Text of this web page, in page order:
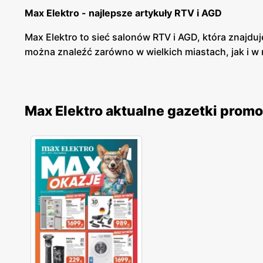
Max Elektro - najlepsze artykuły RTV i AGD
Max Elektro to sieć salonów RTV i AGD, która
można znaleźć zarówno w wielkich miastach, jak i w
można znaleźć zarówno pralki, lodówki, zmywarki,
Max Elektro - promocje
Max Elektro cyklicznie wypuszcza gazetki
zakup w systemie ratalnym, co sprawia, że każdy
swoich klientów.
Max Elektro aktualne gazetki